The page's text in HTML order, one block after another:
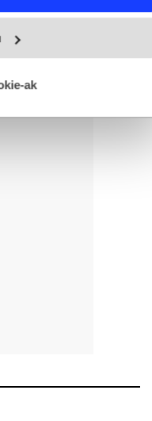
eta zerbitzuak
irakurri
ak